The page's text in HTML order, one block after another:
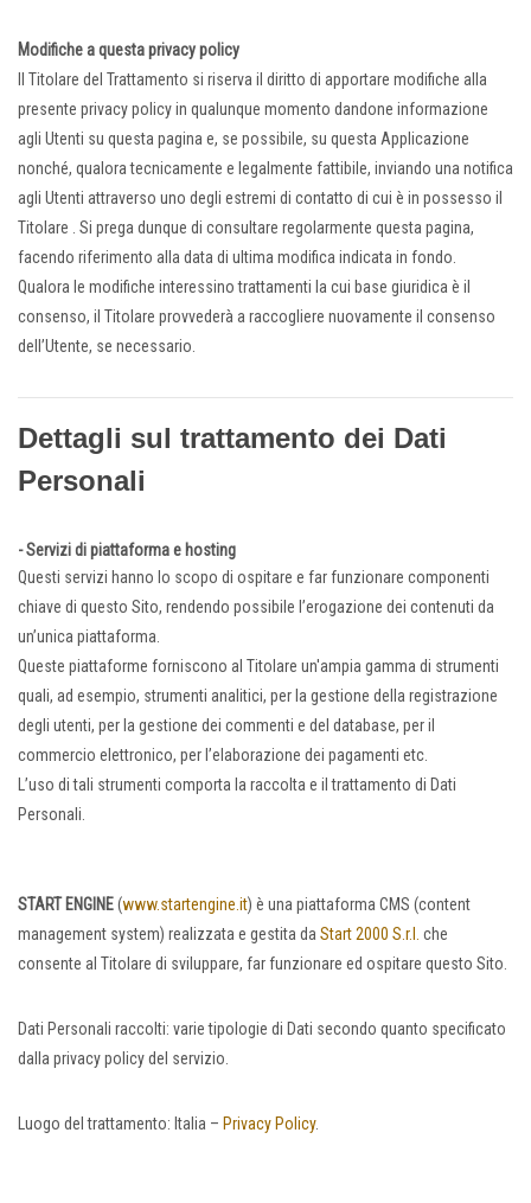
Modifiche a questa privacy policy
Il Titolare del Trattamento si riserva il diritto di apportare modifiche alla
presente privacy policy in qualunque momento dandone informazione
agli Utenti su questa pagina e, se possibile, su questa Applicazione
nonché, qualora tecnicamente e legalmente fattibile, inviando una notifica
agli Utenti attraverso uno degli estremi di contatto di cui è in possesso il
Titolare . Si prega dunque di consultare regolarmente questa pagina,
facendo riferimento alla data di ultima modifica indicata in fondo.
Qualora le modifiche interessino trattamenti la cui base giuridica è il
consenso, il Titolare provvederà a raccogliere nuovamente il consenso
dell’Utente, se necessario.
Dettagli sul trattamento dei Dati
Personali
- Servizi di piattaforma e hosting
Questi servizi hanno lo scopo di ospitare e far funzionare componenti
chiave di questo Sito, rendendo possibile l’erogazione dei contenuti da
un’unica piattaforma.
Queste piattaforme forniscono al Titolare un'ampia gamma di strumenti
quali, ad esempio, strumenti analitici, per la gestione della registrazione
degli utenti, per la gestione dei commenti e del database, per il
commercio elettronico, per l’elaborazione dei pagamenti etc.
L’uso di tali strumenti comporta la raccolta e il trattamento di Dati
Personali.
START ENGINE(www.startengine.it) è una piattaforma CMS (content
management system) realizzata e gestita da Start 2000 S.r.l.
che
consente al Titolare di sviluppare, far funzionare ed ospitare questo Sito.
Dati Personali raccolti: varie tipologie di Dati secondo quanto specificato
dalla privacy policy del servizio.
Luogo del trattamento: Italia – Privacy Policy.